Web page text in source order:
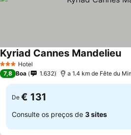
3 EstrelasHotel
Kyriad Cannes Mandelieu
7,8 Boa 1.632 a 1.4 km de Fête du
De € 131
Consulte os preços de 3 sites